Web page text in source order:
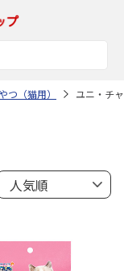
つ（猫用） ユニ・チ